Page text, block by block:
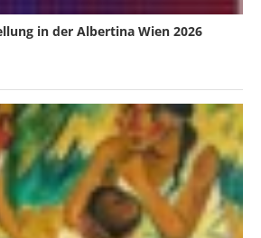
in der Albertina Wien 2026